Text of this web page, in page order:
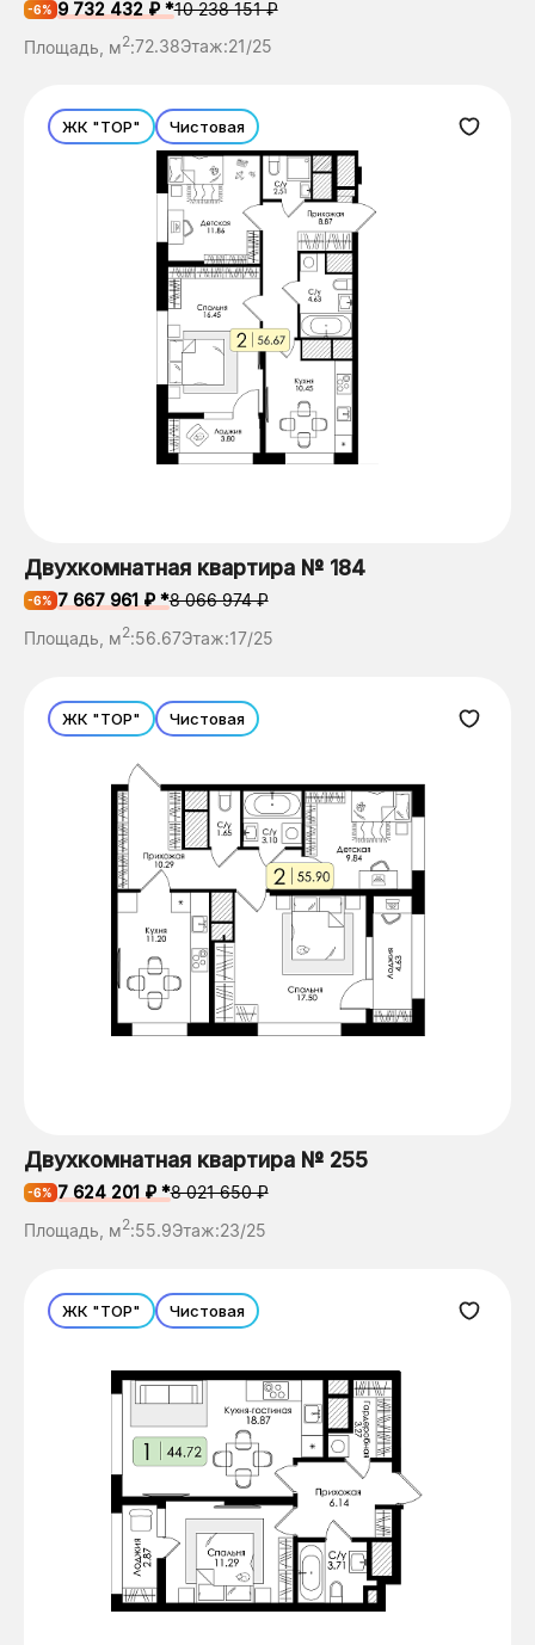
-6% 9 732 432 ₽ *10 238 151 ₽
Площадь, м2:72.38Этаж:21/25
ЖК "ТОР" Чистовая
Двухкомнатная квартира № 184
-6% 7 667 961 ₽ *8 066 974 ₽
Площадь, м2:56.67Этаж:17/25
ЖК "ТОР" Чистовая
Двухкомнатная квартира № 255
-6% 7 624 201 ₽ *8 021 650 ₽
Площадь, м2:55.9Этаж:23/25
ЖК "ТОР" Чистовая